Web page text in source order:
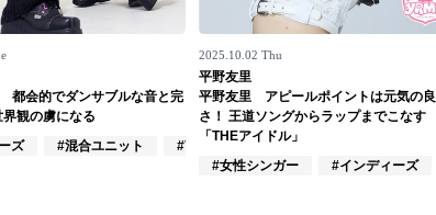
都会的でダンサブルな音と完
観の虜になる
ズ
#混合ユニット #VOCALOID
2025.10.02 Thu
平野友里
平野友里 アピールポイントは元気の良
さ！ 王道ソングからラップまでこなす
「THEアイドル」
#女性シンガー
#インディーズ